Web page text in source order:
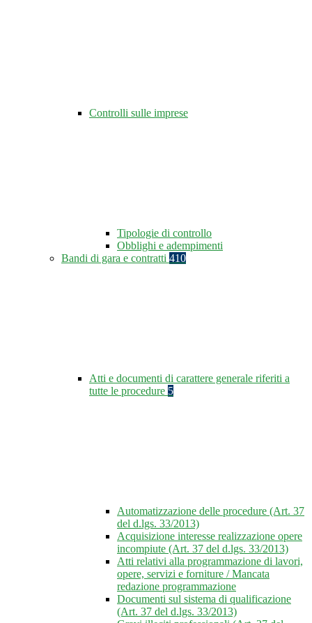
Controlli sulle imprese
Tipologie di controllo
Obblighi e adempimenti
Bandi di gara e contratti 410
Atti e documenti di carattere generale riferiti a
tutte le procedure 5
Automatizzazione delle procedure (Art. 37
del d.lgs. 33/2013)
Acquisizione interesse realizzazione opere
incompiute (Art. 37 del d.lgs. 33/2013)
Atti relativi alla programmazione di lavori,
opere, servizi e forniture / Mancata
redazione programmazione
Documenti sul sistema di qualificazione
(Art. 37 del d.lgs. 33/2013)